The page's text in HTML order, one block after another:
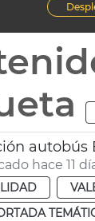
autobús
hace 11